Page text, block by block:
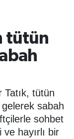
tütün
Tatık, tütün
sabah
sohbet
hayırlı bir